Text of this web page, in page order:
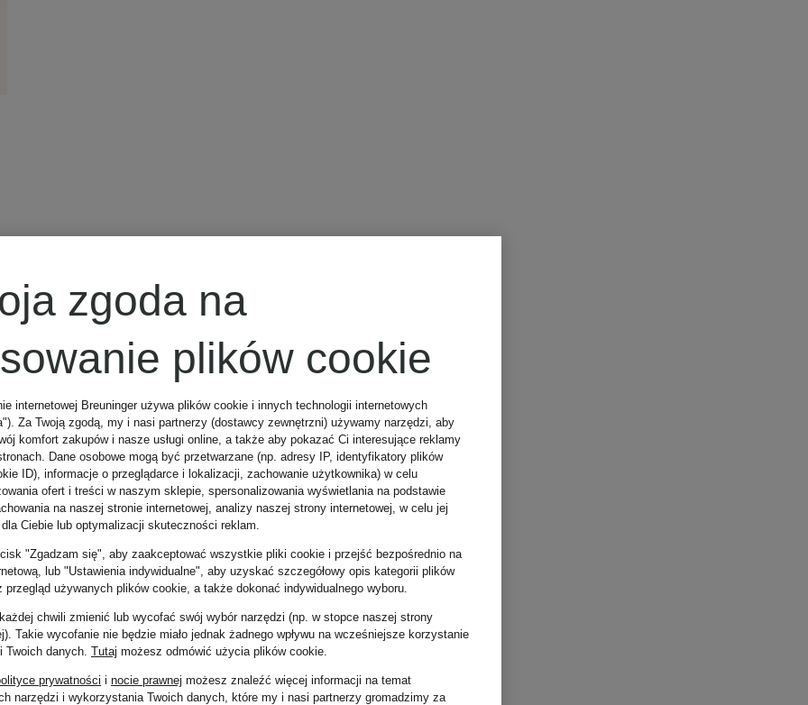
zgoda na
plików cookie
internetowej Breuninger używa plików cookie i innych technologii internetowych
Za Twoją zgodą, my i nasi partnerzy (dostawcy zewnętrzni) używamy narzędzi, aby
komfort zakupów i nasze usługi online, a także aby pokazać Ci interesujące reklamy
Dane osobowe mogą być przetwarzane (np. adresy IP, identyfikatory plików
ID), informacje o przeglądarce i lokalizacji, zachowanie użytkownika) w celu
ofert i treści w naszym sklepie, spersonalizowania wyświetlania na podstawie
na naszej stronie internetowej, analizy naszej strony internetowej, w celu jej
Ciebie lub optymalizacji skuteczności reklam.
"Zgadzam się", aby zaakceptować wszystkie pliki cookie i przejść bezpośrednio na
lub "Ustawienia indywidualne", aby uzyskać szczegółowy opis kategorii plików
przegląd używanych plików cookie, a także dokonać indywidualnego wyboru.
chwili zmienić lub wycofać swój wybór narzędzi (np. w stopce naszej strony
Takie wycofanie nie będzie miało jednak żadnego wpływu na wcześniejsze korzystanie
Twoich danych. Tutaj możesz odmówić użycia plików cookie.
prywatności i nocie prawnej możesz znaleźć więcej informacji na temat
narzędzi i wykorzystania Twoich danych, które my i nasi partnerzy gromadzimy za